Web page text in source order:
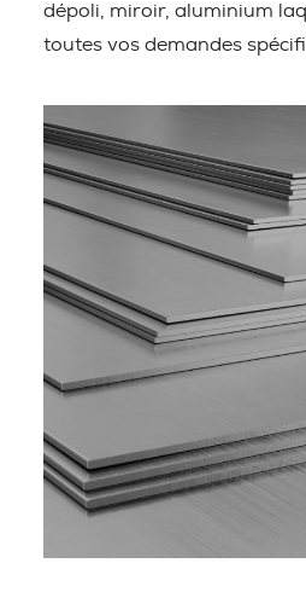
dépoli, miroir, aluminium
toutes vos demandes